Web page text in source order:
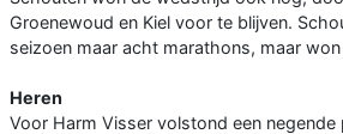
Groenewoud en Kiel voor te blijven.
seizoen maar acht marathons, maar
Heren
Voor Harm Visser volstond een negende